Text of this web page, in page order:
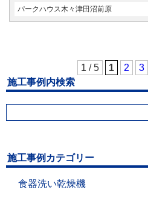
パークハウス木々津田沼前原
1 / 5 1 2 3
施工事例内検索
施工事例カテゴリー
食器洗い乾燥機